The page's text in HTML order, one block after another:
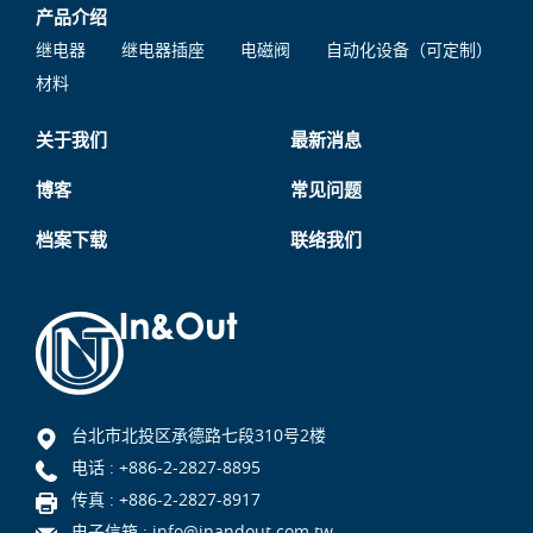
产品介绍
继电器 继电器插座 电磁阀
自动化设备（可定制）
材料
关于我们 最新消息
博客 常见问题
档案下载 联络我们
台北市北投区承德路七段310号2楼
电话 : +886-2-2827-8895
传真 : +886-2-2827-8917